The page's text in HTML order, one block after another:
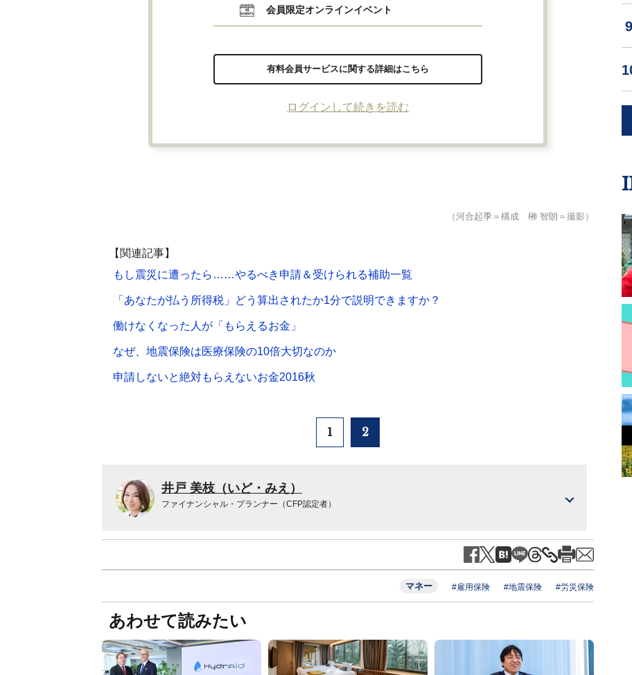
会員限定オンラインイベント
有料会員サービスに関する詳細はこちら
ログインして続きを読む
（河合起季＝構成 榊 智朗＝撮影）
【関連記事】
もし震災に遭ったら……やるべき申請＆受けられる補助一覧
「あなたが払う所得税」どう算出されたか1分で説明できますか？
働けなくなった人が「もらえるお金」
なぜ、地震保険は医療保険の10倍大切なのか
申請しないと絶対もらえないお金2016秋
1 2
井戸 美枝（いど・みえ）
ファイナンシャル・プランナー（CFP認定者）
マネー #雇用保険 #地震保険 #労災保険
あわせて読みたい